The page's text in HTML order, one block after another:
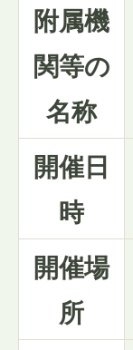
附属機
関等の
名称
開催日
時
開催場
所